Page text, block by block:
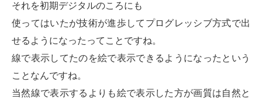
それを初期デジタルのころにも
使ってはいたが技術が進歩してプログレッシブ方式で出
せるようになったってことですね。
線で表示してたのを絵で表示できるようになったという
ことなんですね。
当然線で表示するよりも絵で表示した方が画質は自然と